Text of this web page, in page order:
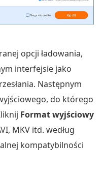
opcji ładowania,
interfejsie jako
Następnym
do którego
Format wyjściowy
MKV itd. według
kompatybilności